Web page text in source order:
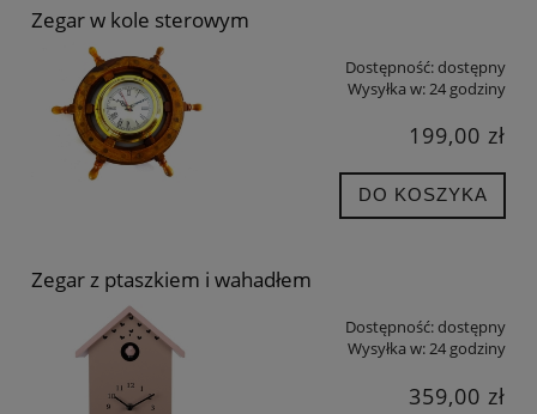
Zegar w kole sterowym
Dostępność:dostępny
Wysyłka w:24 godziny
199,00 zł
DO KOSZYKA
Zegar z ptaszkiem i wahadłem
Dostępność:dostępny
Wysyłka w:24 godziny
359,00 zł